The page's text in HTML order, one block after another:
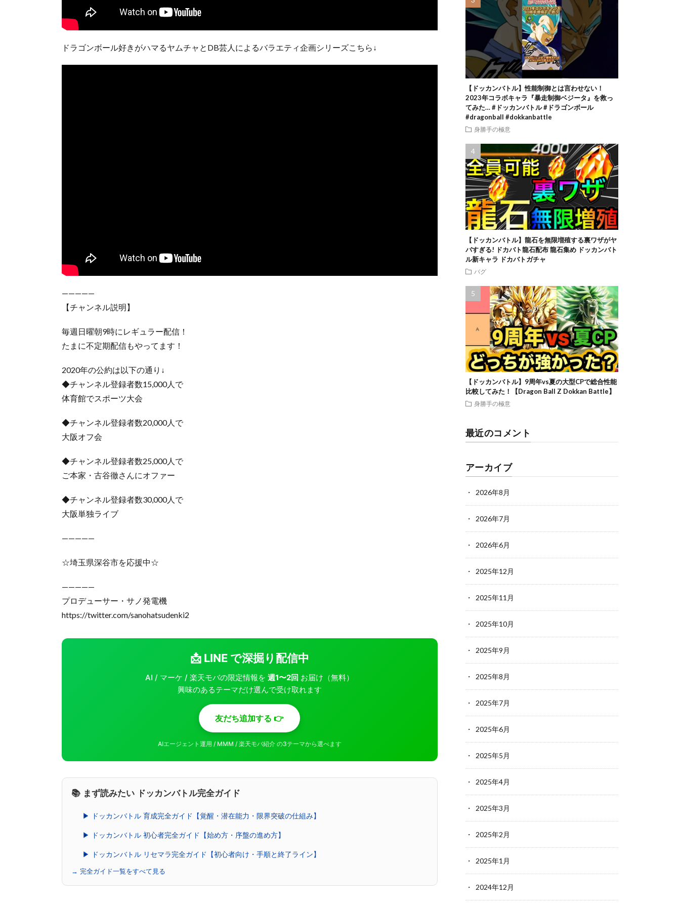
ドラゴンボール好きがハマるヤムチャとDB芸人によるバラエティ企画シリーズこちら↓
—————
【チャンネル説明】
毎週日曜朝9時にレギュラー配信！
たまに不定期配信もやってます！
2020年の公約は以下の通り↓
◆チャンネル登録者数15,000人で
体育館でスポーツ大会
◆チャンネル登録者数20,000人で
大阪オフ会
◆チャンネル登録者数25,000人で
ご本家・古谷徹さんにオファー
◆チャンネル登録者数30,000人で
大阪単独ライブ
—————
☆埼玉県深谷市を応援中☆
—————
プロデューサー・サノ発電機
https://twitter.com/sanohatsudenki2
📩 LINE で深掘り配信中
AI / マーケ / 楽天モバの限定情報を週1〜2回 お届け（無料）
興味のあるテーマだけ選んで受け取れます
友だち追加する 👉
AIエージェント運用 / MMM / 楽天モバ紹介 の3テーマから選べます
📚 まず読みたい ドッカンバトル完全ガイド
▶ ドッカンバトル 育成完全ガイド【覚醒・潜在能力・限界突破の仕組み】
▶ ドッカンバトル 初心者完全ガイド【始め方・序盤の進め方】
▶ ドッカンバトル リセマラ完全ガイド【初心者向け・手順と終了ライン】
→ 完全ガイド一覧をすべて見る
【ドッカンバトル】性能制御とは言わせない！
2023年コラボキャラ『暴走制御ベジータ』を救っ
てみた… #ドッカンバトル #ドラゴンボール
#dragonball #dokkanbattle
身勝手の極意
【ドッカンバトル】龍石を無限増殖する裏ワザがヤ
バすぎる! ドカバト龍石配布 龍石集め ドッカンバト
ル新キャラ ドカバトガチャ
バグ
【ドッカンバトル】9周年vs夏の大型CPで総合性能
比較してみた！【Dragon Ball Z Dokkan Battle】
身勝手の極意
最近のコメント
アーカイブ
2026年8月
2026年7月
2026年6月
2025年12月
2025年11月
2025年10月
2025年9月
2025年8月
2025年7月
2025年6月
2025年5月
2025年4月
2025年3月
2025年2月
2025年1月
2024年12月